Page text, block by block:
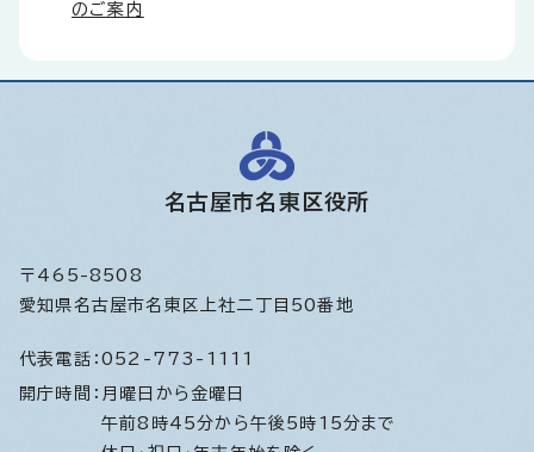
のご案内
名古屋市名東区役所
〒465-8508
愛知県名古屋市名東区上社二丁目50番地
代表電話： 052-773-1111
開庁時間： 月曜日から金曜日
午前8時45分から午後5時15分まで